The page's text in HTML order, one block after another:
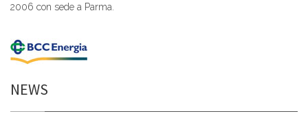
2006 con sede a Parma.
NEWS